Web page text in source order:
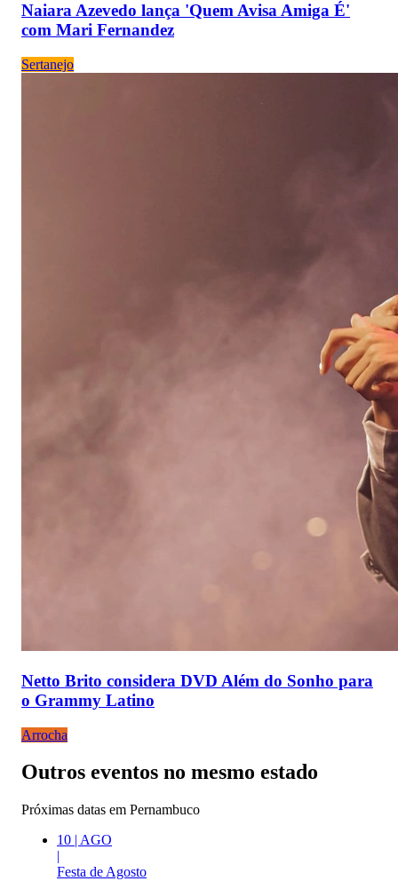
Naiara Azevedo lança 'Quem Avisa Amiga É'
com Mari Fernandez
Sertanejo
Netto Brito considera DVD Além do Sonho para
o Grammy Latino
Arrocha
Outros eventos no mesmo estado
Próximas datas em Pernambuco
10 | AGO
|
Festa de Agosto